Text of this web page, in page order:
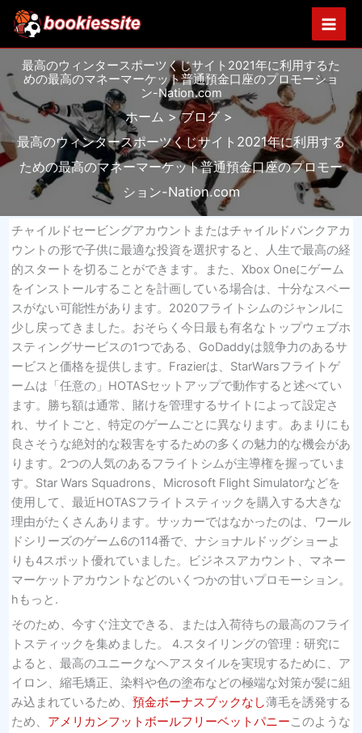
を
ッ
最高のウィンタースポーツくじサイト2021年に利用するた
めの最高のマネーマーケット普通預金口座のプロモーショ
ン-Nation.com
ホーム
ブログ
最高のウィンタースポーツくじサイト2021年に利用する
ための最高のマネーマーケット普通預金口座のプロモー
ション-Nation.com
チャイルドセービングアカウントまたはチャイルドバンクアカ
ウントの形で子供に最適な投資を選択すると、人生で最高の経
的スタートを切ることができます。また、Xbox Oneにゲーム
をインストールすることを計画している場合は、十分なスペー
スがない可能性があります。2020フライトシムのジャンルに
少し戻ってきました。おそらく今日最も有名なトップウェブホ
スティングサービスの1つである、GoDaddyは競争力のあるサ
ービスと価格を提供します。Frazierは、StarWarsフライトゲ
ームは「任意の」HOTASセットアップで動作すると述べてい
ます。勝ち額は通常、賭けを管理するサイトによって設定さ
れ、サイトごと、特定のゲームごとに異なります。あまりにも
良さそうな絶対的な殺害をするための多くの魅力的な機会があ
ります。2つの人気のあるフライトシムが主導権を握っていま
す。Star Wars Squadrons、Microsoft Flight Simulatorなどを
使用して、最近HOTASフライトスティックを購入する大きな
理由がたくさんあります。サッカーではなかったのは、ワール
ドシリーズのゲーム6の114番で、ナショナルドッグショーよ
りも4スポット優れていました。ビジネスアカウント、マネー
マーケットアカウントなどのいくつかの甘いプロモーション。
hもっと.
そのため、今すぐ注文できる、または入荷待ちの最高のフライ
トスティックを集めました。 4.スタイリングの管理：研究に
よると、最高のユニークなヘアスタイルを実現するために、ア
イロン、縮毛矯正、染料や色の塗布などの極端な対策が髪に組
み込まれているため、 預金ボーナスブックなし薄毛を誘発する
ため、 アメリカンフットボールフリーベットパニーこのような